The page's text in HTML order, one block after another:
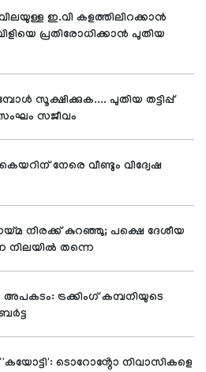
ഇ.വി കളത്തിലിറക്കാൻ
പ്രതിരോധിക്കാൻ പുതിയ
സൂക്ഷിക്കുക.... പുതിയ തട്ടിപ്പ്
സജീവം
നേരെ വീണ്ടും വിദ്വേഷ
നിരക്ക് കുറഞ്ഞു; പക്ഷെ ദേശീയ
നിലയിൽ തന്നെ
ട്രക്കിംഗ് കമ്പനിയുടെ
'കയോട്ടി': ടൊറോൻ്റോ നിവാസികളെ